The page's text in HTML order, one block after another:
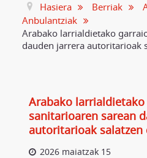
Hasiera Berriak
Anbulantziak
Arabako larrialdietako
dauden jarrera autoritarioak
Arabako
sanitarioaren sarean
autoritarioak salatzen
2026 maiatzak 15